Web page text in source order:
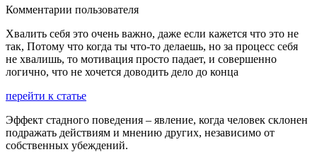
Комментарии пользователя
Хвалить себя это очень важно, даже если кажется что это не
так, Потому что когда ты что-то делаешь, но за процесс себя
не хвалишь, то мотивация просто падает, и совершенно
логично, что не хочется доводить дело до конца
перейти к статье
Эффект стадного поведения – явление, когда человек склонен
подражать действиям и мнению других, независимо от
собственных убеждений.